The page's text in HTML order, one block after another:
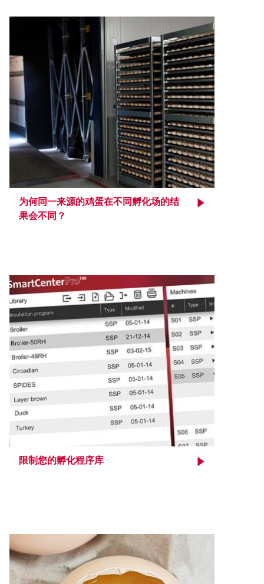
为何同一来源的鸡蛋在不同孵化场的结
果会不同？
限制您的孵化程序库